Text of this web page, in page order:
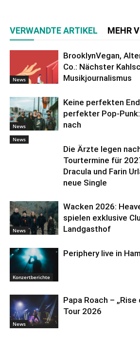
VERWANDTE ARTIKEL MEHR
News
BrooklynVegan,
Co.: Nächster
Musikjournalismus
News
Keine perfekten
perfekter Pop-
nach
News
Die Ärzte legen
Tourtermine für
Dracula und Farin
neue Single
News
Wacken 2026:
spielen exklusive
Landgasthof
Konzertberichte
Periphery live in
News
Papa Roach –
Tour 2026